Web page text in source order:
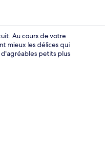
Au cours de votre
mieux les délices qui
petits plus